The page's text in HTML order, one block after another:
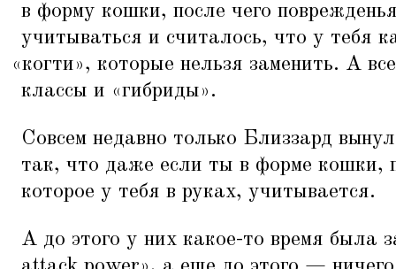
в форму кошки, после чего
учитываться и считалось, что у тебя
«когти», которые нельзя заменить. А
классы и «гибриды».
Совсем недавно только Близзард
так, что даже если ты в форме кошки,
которое у тебя в руках, учитывается.
А до этого у них какое-то время была